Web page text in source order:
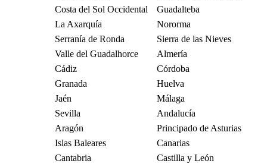
Costa del Sol Occidental
Guadalteba
La Axarquía
Nororma
Serranía de Ronda
Sierra de las Nieves
Valle del Guadalhorce
Almería
Cádiz
Córdoba
Granada
Huelva
Jaén
Málaga
Sevilla
Andalucía
Aragón
Principado de Asturias
Islas Baleares
Canarias
Cantabria
Castilla y León